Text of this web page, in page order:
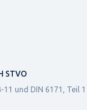
und DIN 6171, Teil 1